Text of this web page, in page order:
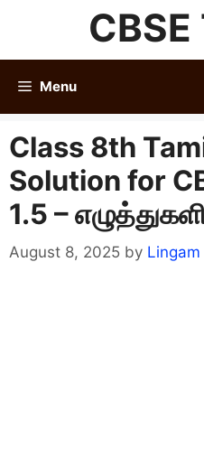
content
Menu
Class 8th
Solution for
1.5 –
August 8, 2025 by Lingam